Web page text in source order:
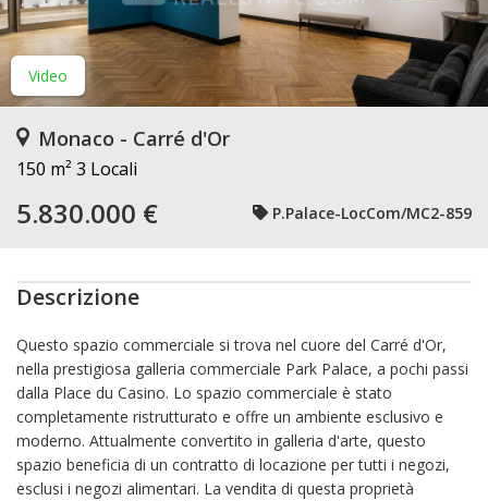
Video
Monaco - Carré d'Or
150 m² 3 Locali
5.830.000 € P.Palace-LocCom/MC2-859
Descrizione
Questo spazio commerciale si trova nel cuore del Carré d'Or,
nella prestigiosa galleria commerciale Park Palace, a pochi passi
dalla Place du Casino. Lo spazio commerciale è stato
completamente ristrutturato e offre un ambiente esclusivo e
moderno. Attualmente convertito in galleria d'arte, questo
spazio beneficia di un contratto di locazione per tutti i negozi,
esclusi i negozi alimentari. La vendita di questa proprietà